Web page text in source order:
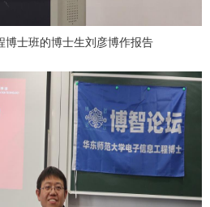
博士班的博士生刘彦博作报告